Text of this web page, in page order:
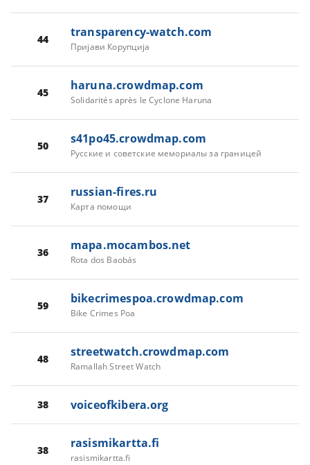
44 transparency-watch.com
Пријави Корупција
45 haruna.crowdmap.com
Solidarités après le Cyclone Haruna
50 s41po45.crowdmap.com
Русские и советские мемориалы за границей
37 russian-fires.ru
Карта помощи
36 mapa.mocambos.net
Rota dos Baobás
59 bikecrimespoa.crowdmap.com
Bike Crimes Poa
48 streetwatch.crowdmap.com
Ramallah Street Watch
38 voiceofkibera.org
38 rasismikartta.fi
rasismikartta.fi